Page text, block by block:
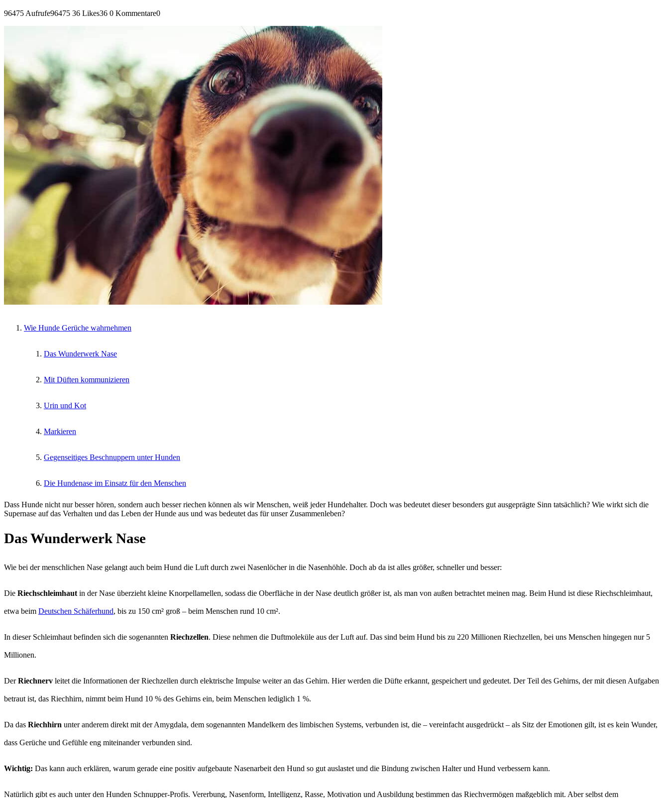
96475 Aufrufe96475 36 Likes36 0 Kommentare0
Wie Hunde Gerüche wahrnehmen
Das Wunderwerk Nase
Mit Düften kommunizieren
Urin und Kot
Markieren
Gegenseitiges Beschnuppern unter Hunden
Die Hundenase im Einsatz für den Menschen
Dass Hunde nicht nur besser hören, sondern auch besser riechen können als wir Menschen, weiß jeder Hundehalter. Doch was bedeutet dieser besonders gut ausgeprägte Sinn tatsächlich? Wie wirkt sich die
Supernase auf das Verhalten und das Leben der Hunde aus und was bedeutet das für unser Zusammenleben?
Das Wunderwerk Nase
Wie bei der menschlichen Nase gelangt auch beim Hund die Luft durch zwei Nasenlöcher in die Nasenhöhle. Doch ab da ist alles größer, schneller und besser:
Die Riechschleimhaut in der Nase überzieht kleine Knorpellamellen, sodass die Oberfläche in der Nase deutlich größer ist, als man von außen betrachtet meinen mag. Beim Hund ist diese Riechschleimhaut,
etwa beim Deutschen Schäferhund, bis zu 150 cm² groß – beim Menschen rund 10 cm².
In dieser Schleimhaut befinden sich die sogenannten Riechzellen. Diese nehmen die Duftmoleküle aus der Luft auf. Das sind beim Hund bis zu 220 Millionen Riechzellen, bei uns Menschen hingegen nur 5
Millionen.
DerRiechnerv leitet die Informationen der Riechzellen durch elektrische Impulse weiter an das Gehirn. Hier werden die Düfte erkannt, gespeichert und gedeutet. Der Teil des Gehirns, der mit diesen Aufgaben
betraut ist, das Riechhirn, nimmt beim Hund 10 % des Gehirns ein, beim Menschen lediglich 1 %.
Da das Riechhirn unter anderem direkt mit der Amygdala, dem sogenannten Mandelkern des limbischen Systems, verbunden ist, die – vereinfacht ausgedrückt – als Sitz der Emotionen gilt, ist es kein Wunder,
dass Gerüche und Gefühle eng miteinander verbunden sind.
Wichtig: Das kann auch erklären, warum gerade eine positiv aufgebaute Nasenarbeit den Hund so gut auslastet und die Bindung zwischen Halter und Hund verbessern kann.
Natürlich gibt es auch unter den Hunden Schnupper-Profis. Vererbung, Nasenform, Intelligenz, Rasse, Motivation und Ausbildung bestimmen das Riechvermögen maßgeblich mit. Aber selbst dem